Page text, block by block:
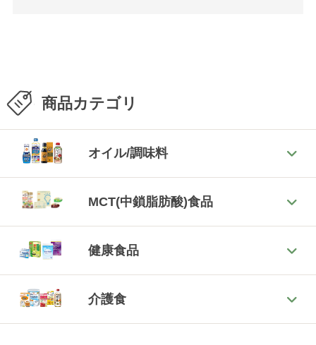
商品カテゴリ
オイル/調味料
MCT(中鎖脂肪酸)食品
健康食品
介護食